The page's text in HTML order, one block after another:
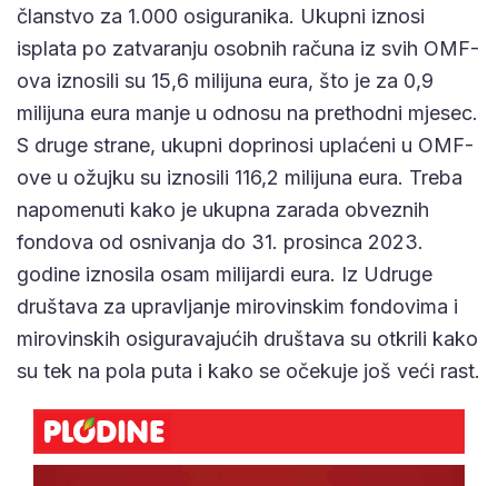
članstvo za 1.000 osiguranika. Ukupni iznosi
isplata po zatvaranju osobnih računa iz svih OMF-
ova iznosili su 15,6 milijuna eura, što je za 0,9
milijuna eura manje u odnosu na prethodni mjesec.
S druge strane, ukupni doprinosi uplaćeni u OMF-
ove u ožujku su iznosili 116,2 milijuna eura. Treba
napomenuti kako je ukupna zarada obveznih
fondova od osnivanja do 31. prosinca 2023.
godine iznosila osam milijardi eura. Iz Udruge
društava za upravljanje mirovinskim fondovima i
mirovinskih osiguravajućih društava su otkrili kako
su tek na pola puta i kako se očekuje još veći rast.